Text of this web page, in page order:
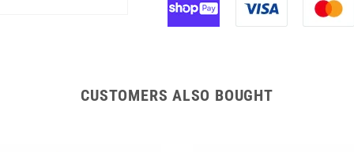
CUSTOMERS ALSO BOUGHT